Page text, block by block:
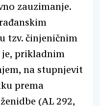
zauzimanje.
tzv. činjeničnim
prikladnim
na stupnjevit
prema
(AL 292,